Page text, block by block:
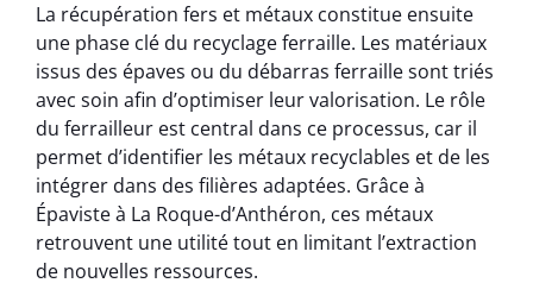
La récupération fers et métaux constitue ensuite
une phase clé du recyclage ferraille. Les matériaux
issus des épaves ou du débarras ferraille sont triés
avec soin afin d’optimiser leur valorisation. Le rôle
du ferrailleur est central dans ce processus, car il
permet d’identifier les métaux recyclables et de les
intégrer dans des filières adaptées. Grâce à
Épaviste à La Roque-d’Anthéron, ces métaux
retrouvent une utilité tout en limitant l’extraction
de nouvelles ressources.